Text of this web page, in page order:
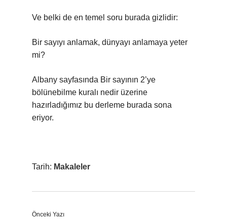
Ve belki de en temel soru burada gizlidir:
Bir sayıyı anlamak, dünyayı anlamaya yeter
mi?
Albany sayfasında Bir sayının 2’ye
bölünebilme kuralı nedir üzerine
hazırladığımız bu derleme burada sona
eriyor.
Tarih: Makaleler
Önceki Yazı